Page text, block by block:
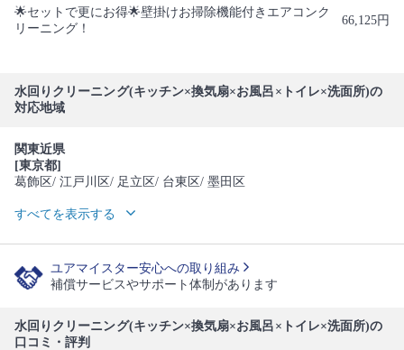
🌟セットで更にお得🌟壁掛けお掃除機能付きエアコンク
リーニング！
66,125円
水回りクリーニング(キッチン×換気扇×お風呂×トイレ×洗面所)の
対応地域
関東近県
[東京都]
葛飾区/ 江戸川区/ 足立区/ 台東区/ 墨田区
すべてを表示する
ユアマイスター安心への取り組み
補償サービスやサポート体制があります
水回りクリーニング(キッチン×換気扇×お風呂×トイレ×洗面所)の
口コミ・評判